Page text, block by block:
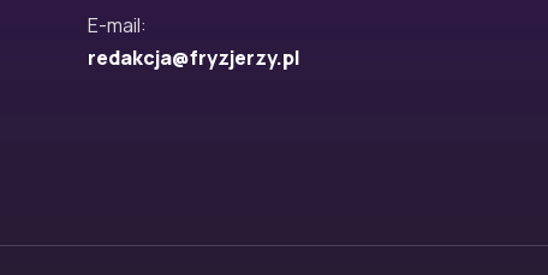
E-mail:
redakcja@fryzjerzy.pl